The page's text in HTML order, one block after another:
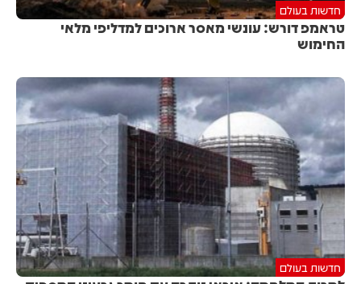
חדשות בעולם
טראמפ דורש: עונשי מאסר ארוכים למדליפי מלאי
החימוש
חדשות בעולם